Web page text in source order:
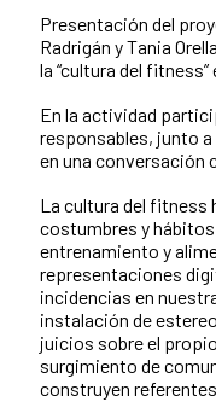
Presentación del
Radrigán y Tania
la “cultura del fitness”
En la actividad
responsables, junto a
en una conversación
La cultura del fitness
costumbres y
entrenamiento y
representaciones
incidencias en
instalación de
juicios sobre el
surgimiento de
construyen referentes.